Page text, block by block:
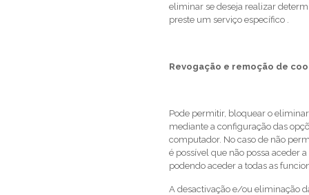
eliminar se deseja realizar
preste um serviço específico .
Revogação e remoção de
Pode permitir, bloquear o
mediante a configuração das
computador. No caso de não
é possível que não possa aceder
podendo aceder a todas as
A desactivação e/ou eliminação